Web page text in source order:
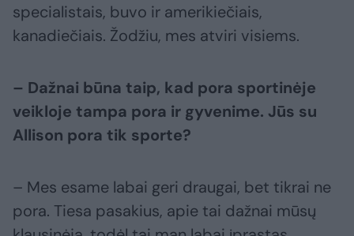
specialistais, buvo ir amerikiečiais,
kanadiečiais. Žodžiu, mes atviri visiems.
– Dažnai būna taip, kad pora sportinėje
veikloje tampa pora ir gyvenime. Jūs su
Allison pora tik sporte?
– Mes esame labai geri draugai, bet tikrai ne
pora. Tiesa pasakius, apie tai dažnai mūsų